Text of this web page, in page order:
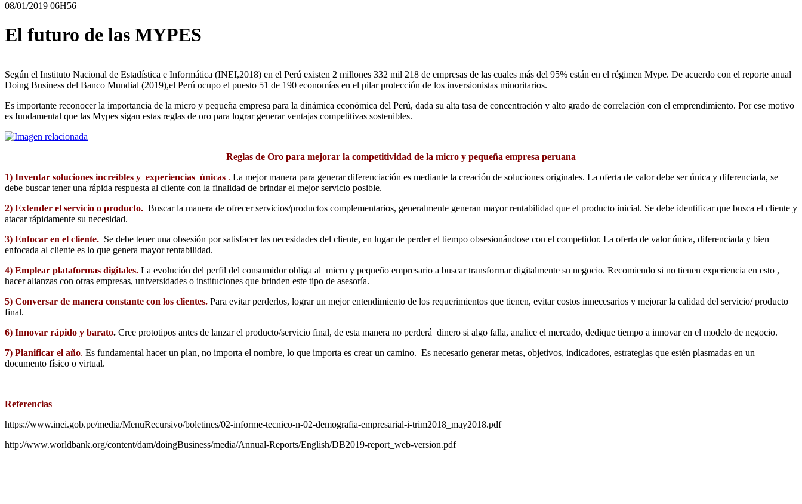
08/01/2019 06H56
El futuro de las MYPES
Según el Instituto Nacional de Estadística e Informática (INEI,2018) en el Perú existen 2 millones 332 mil 218 de empresas de las cuales más del 95% están en el régimen Mype. De acuerdo con el reporte anual
Doing Business del Banco Mundial (2019),el Perú ocupo el puesto 51 de 190 economías en el pilar protección de los inversionistas minoritarios.
Es importante reconocer la importancia de la micro y pequeña empresa para la dinámica económica del Perú, dada su alta tasa de concentración y alto grado de correlación con el emprendimiento. Por ese motivo
es fundamental que las Mypes sigan estas reglas de oro para lograr generar ventajas competitivas sostenibles.
Reglas de Oro para mejorar la competitividad de la micro y pequeña empresa peruana
1) Inventar soluciones increíbles y experiencias únicas . La mejor manera para generar diferenciación es mediante la creación de soluciones originales. La oferta de valor debe ser única y diferenciada, se
debe buscar tener una rápida respuesta al cliente con la finalidad de brindar el mejor servicio posible.
2) Extender el servicio o producto. Buscar la manera de ofrecer servicios/productos complementarios, generalmente generan mayor rentabilidad que el producto inicial. Se debe identificar que busca el cliente y
atacar rápidamente su necesidad.
3) Enfocar en el cliente. Se debe tener una obsesión por satisfacer las necesidades del cliente, en lugar de perder el tiempo obsesionándose con el competidor. La oferta de valor única, diferenciada y bien
enfocada al cliente es lo que genera mayor rentabilidad.
4) Emplear plataformas digitales. La evolución del perfil del consumidor obliga al micro y pequeño empresario a buscar transformar digitalmente su negocio. Recomiendo si no tienen experiencia en esto ,
hacer alianzas con otras empresas, universidades o instituciones que brinden este tipo de asesoría.
5) Conversar de manera constante con los clientes. Para evitar perderlos, lograr un mejor entendimiento de los requerimientos que tienen, evitar costos innecesarios y mejorar la calidad del servicio/ producto
final.
6) Innovar rápido y barato. Cree prototipos antes de lanzar el producto/servicio final, de esta manera no perderá dinero si algo falla, analice el mercado, dedique tiempo a innovar en el modelo de negocio.
7) Planificar el año. Es fundamental hacer un plan, no importa el nombre, lo que importa es crear un camino. Es necesario generar metas, objetivos, indicadores, estrategias que estén plasmadas en un
documento físico o virtual.
Referencias
https://www.inei.gob.pe/media/MenuRecursivo/boletines/02-informe-tecnico-n-02-demografia-empresarial-i-trim2018_may2018.pdf
http://www.worldbank.org/content/dam/doingBusiness/media/Annual-Reports/English/DB2019-report_web-version.pdf